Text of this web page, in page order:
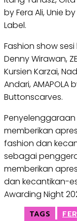
by Fera Ali, Unie
Label.
Fashion show
Denny Wirawan,
Kursien Karzai,
Andari, AMAPOLA
Buttonscarves.
memberikan
fashion dan
sebagai
memberikan
dan kecantikan-
Awarding Night
TAGS